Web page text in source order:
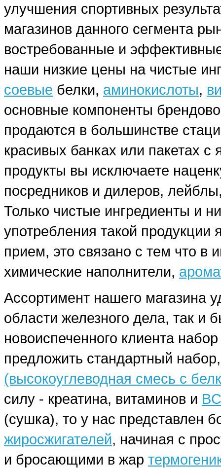
улучшения спортивных
магазинов данного сегмента
востребованные и
наши низкие цены на чистые
соевые белки, аминокислоты,
основные компоненты
продаются в большинстве
красивых банках или пакетах
продукты вы исключаете
посредников и дилеров,
Только чистые ингредиенты и
употребления такой продукции
прием, это связано с тем что в
химические наполнители,
Ассортимент нашего магазина
области железного дела, так и
новоиспеченного клиента
предложить стандартный
(высокоуглеводная смесь с
силу - креатина, витаминов и
(сушка), то у нас представлен
жиросжигателей, начиная с
и бросающими в жар